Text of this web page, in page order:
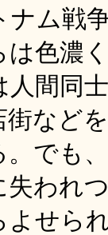
ナム戦
は色濃
間同
街など
。でも
失われ
よせら